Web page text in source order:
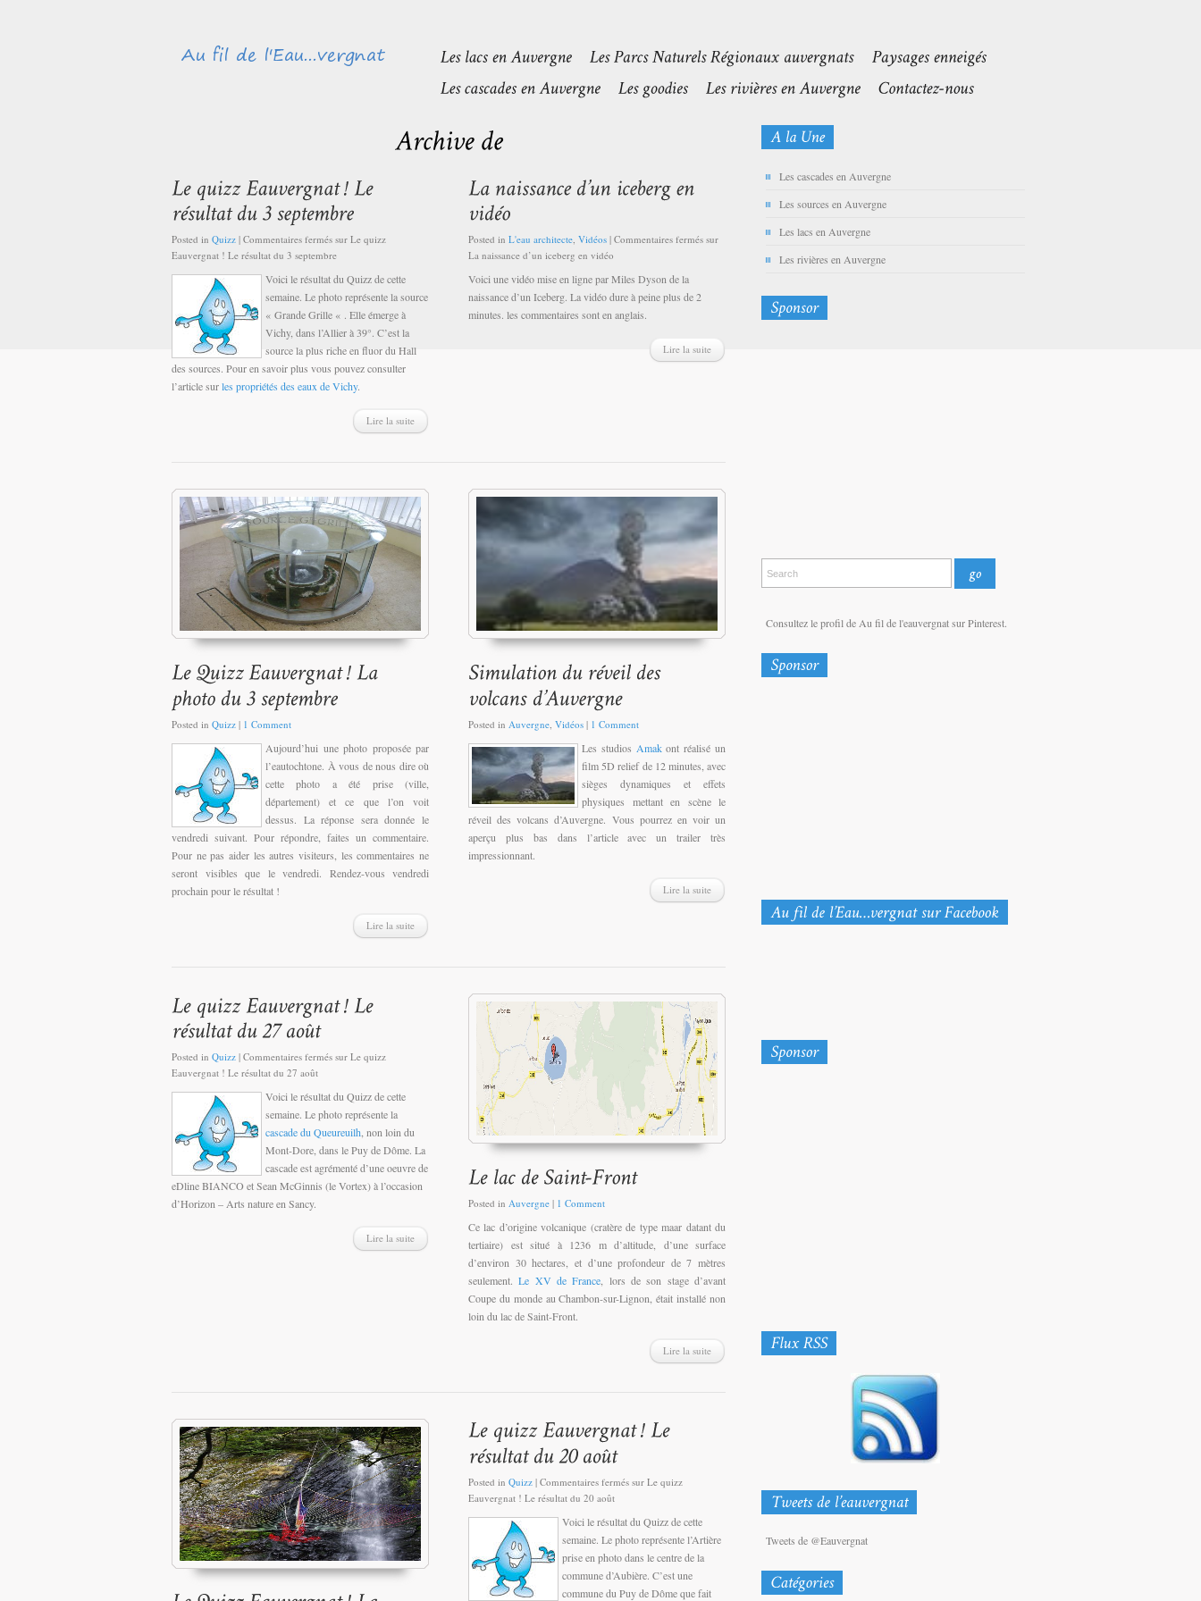
Posted in Quizz | Commentaires fermés sur Le quizz
Eauvergnat ! Le résultat du 3 septembre
Voici le résultat du Quizz de cette
semaine. Le photo représente la source
« Grande Grille « . Elle émerge à
Vichy, dans l’Allier à 39°. C’est la
source la plus riche en fluor du Hall
des sources. Pour en savoir plus vous pouvez consulter
l’article surles propriétés des eaux de Vichy.
Lire la suite
Posted in L'eau architecte, Vidéos | Commentaires fermés sur
La naissance d’un iceberg en vidéo
Voici une vidéo mise en ligne par Miles Dyson de la
naissance d’un Iceberg. La vidéo dure à peine plus de 2
minutes. les commentaires sont en anglais.
Lire la suite
Posted in Quizz | 1 Comment
Aujourd’hui une photo proposée par
l’eautochtone. À vous de nous dire où
cette photo a été prise (ville,
département) et ce que l’on voit
dessus. La réponse sera donnée le
vendredi suivant. Pour répondre, faites un commentaire.
Pour ne pas aider les autres visiteurs, les commentaires ne
seront visibles que le vendredi. Rendez-vous vendredi
prochain pour le résultat !
Lire la suite
Posted in Auvergne Vidéos | 1 Comment
Les studios Amakont réalisé un
film 5D relief de 12 minutes, avec
sièges dynamiques et effets
physiques mettant en scène le
réveil des volcans d’Auvergne. Vous pourrez en voir un
aperçu plus bas dans l’article avec un trailer très
impressionnant.
Lire la suite
Posted in Quizz | Commentaires fermés sur Le quizz
Eauvergnat ! Le résultat du 27 août
Voici le résultat du Quizz de cette
semaine. Le photo représente la
cascade du Queureuilh, non loin du
Mont-Dore, dans le Puy de Dôme. La
cascade est agrémenté d’une oeuvre de
eDline BIANCO et Sean McGinnis (le Vortex) à l’occasion
d’Horizon – Arts nature en Sancy.
Lire la suite
Posted in Auvergne | 1 Comment
Ce lac d’origine volcanique (cratère de type maar datant du
tertiaire) est situé à 1236 m d’altitude, d’une surface
d’environ 30 hectares, et d’une profondeur de 7 mètres
seulement.Le XV de France , lors de son stage d’avant
Coupe du monde au Chambon-sur-Lignon, était installé non
loin du lac de Saint-Front.
Lire la suite
Posted in Quizz | Commentaires fermés sur Le quizz
Eauvergnat ! Le résultat du 20 août
Voici le résultat du Quizz de cette
semaine. Le photo représente l’Artière
prise en photo dans le centre de la
commune d’Aubière. C’est une
commune du Puy de Dôme que fait
Les cascades en Auvergne
Les sources en Auvergne
Les lacs en Auvergne
Les rivières en Auvergne
Consultez le profil de Au fil de l'eauvergnat sur Pinterest.
Tweets de @Eauvergnat